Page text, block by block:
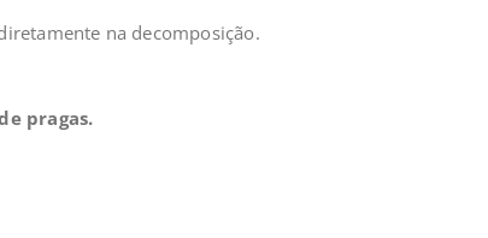
na decomposição.
pragas.